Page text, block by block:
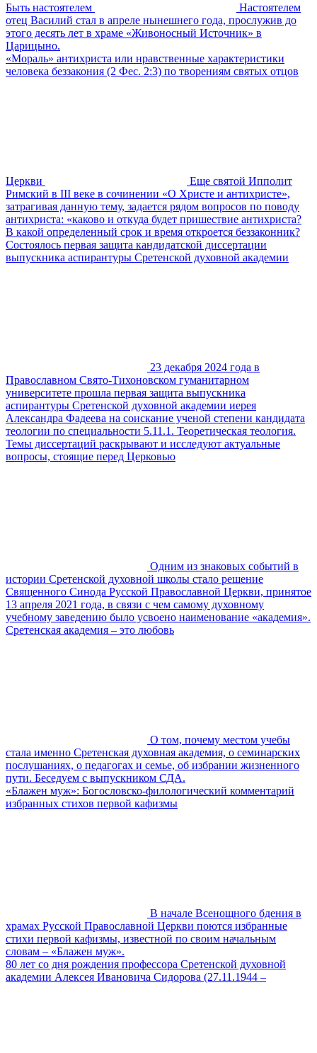
Быть настоятелем
Настоятелем
отец Василий стал в апреле нынешнего года, прослужив до
этого десять лет в храме «Живоносный Источник» в
Царицыно.
«Мораль» антихриста или нравственные характеристики
человека беззакония (2 Фес. 2:3) по творениям святых отцов
Церкви
Еще святой Ипполит
Римский в III веке в сочинении «О Христе и антихристе»,
затрагивая данную тему, задается рядом вопросов по поводу
антихриста: «каково и откуда будет пришествие антихриста?
В какой определенный срок и время откроется беззаконник?
Состоялось первая защита кандидатской диссертации
выпускника аспирантуры Сретенской духовной академии
23 декабря 2024 года в
Православном Свято-Тихоновском гуманитарном
университете прошла первая защита выпускника
аспирантуры Сретенской духовной академии иерея
Александра Фадеева на соискание ученой степени кандидата
теологии по специальности 5.11.1. Теоретическая теология.
Темы диссертаций раскрывают и исследуют актуальные
вопросы, стоящие перед Церковью
Одним из знаковых событий в
истории Сретенской духовной школы стало решение
Священного Синода Русской Православной Церкви, принятое
13 апреля 2021 года, в связи с чем самому духовному
учебному заведению было усвоено наименование «академия».
Сретенская академия – это любовь
О том, почему местом учебы
стала именно Сретенская духовная академия, о семинарских
послушаниях, о педагогах и семье, об избрании жизненного
пути. Беседуем с выпускником СДА.
«Блажен муж»: Богословско-филологический комментарий
избранных стихов первой кафизмы
В начале Всенощного бдения в
храмах Русской Православной Церкви поются избранные
стихи первой кафизмы, известной по своим начальным
словам – «Блажен муж».
80 лет со дня рождения профессора Сретенской духовной
академии Алексея Ивановича Сидорова (27.11.1944 –